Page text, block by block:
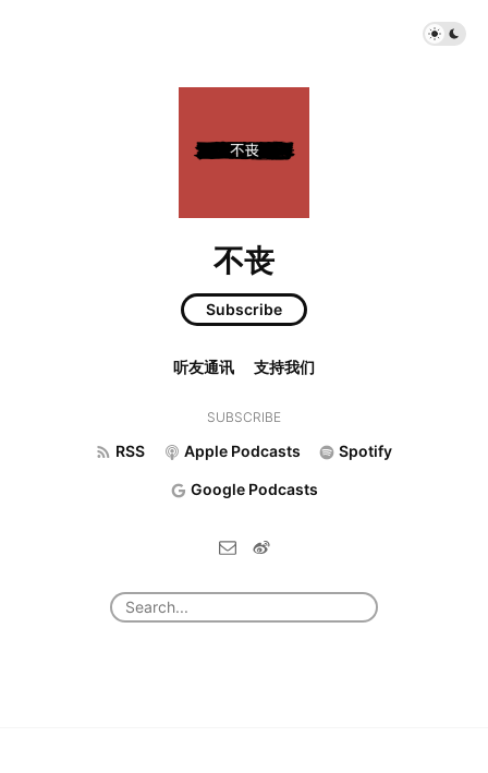
不丧
Subscribe
听友通讯 支持我们
SUBSCRIBE
RSS Apple Podcasts Spotify
Google Podcasts